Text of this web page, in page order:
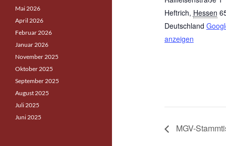
Heftrich, Hessen
Deutschland
anzeigen
MGV-
Mai 2026
April 2026
Februar 2026
Januar 2026
November 2025
Oktober 2025
September 2025
August 2025
Juli 2025
Juni 2025